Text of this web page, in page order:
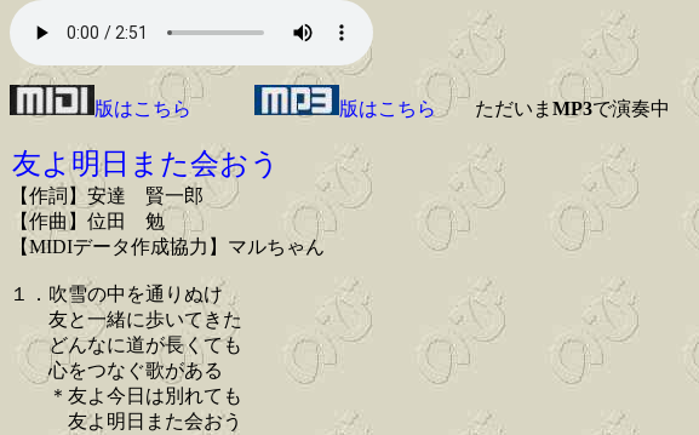
版はこちら 版はこちらただいま MP3で演奏中
友よ明日また会おう
【作詞】安達 賢一郎
【作曲】位田 勉
【MIDIデータ作成協力】マルちゃん
１．吹雪の中を通りぬけ
友と一緒に歩いてきた
どんなに道が長くても
心をつなぐ歌がある
＊友よ今日は別れても
友よ明日また会おう